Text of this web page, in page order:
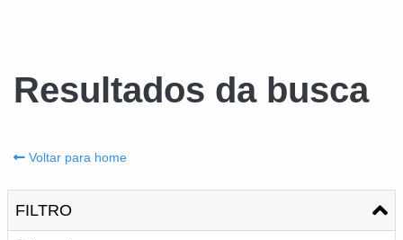
Resultados da busca
Voltar para home
FILTRO